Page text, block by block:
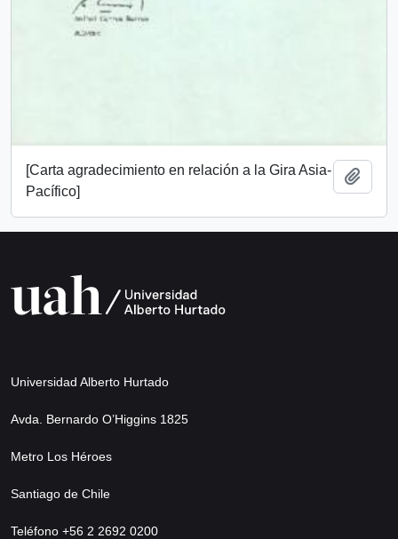
[Carta agradecimiento en relación a la Gira Asia-
Pacífico]
Universidad Alberto Hurtado
Avda. Bernardo O’Higgins 1825
Metro Los Héroes
Santiago de Chile
Teléfono +56 2 2692 0200